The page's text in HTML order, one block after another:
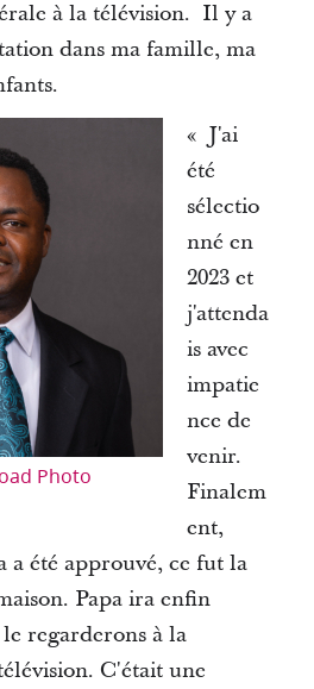
à la télévision. Il y a
dans ma famille, ma
Photo
« J'ai
été
sélectio
nné en
2023 et
j'attenda
is avec
impatie
nce de
venir.
Finalem
ent,
a été approuvé, ce fut la
Papa ira enfin
regarderons à la
C'était une